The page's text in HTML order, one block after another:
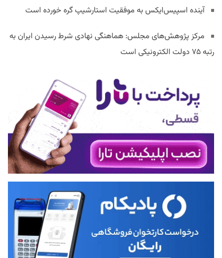
آینده اسپیس‌ایکس به موفقیت استارشیپ گره خورده است
مرکز پژوهش‌های مجلس: هماهنگی نهادی شرط رسیدن ایران به
رتبه ۷۵ دولت الکترونیکی است